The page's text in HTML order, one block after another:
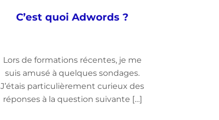
C’est quoi Adwords ?
Lors de formations récentes, je me
suis amusé à quelques sondages.
J’étais particulièrement curieux des
réponses à la question suivante […]